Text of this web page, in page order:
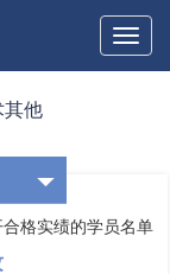
Toggle
其他
格实绩的学员名单